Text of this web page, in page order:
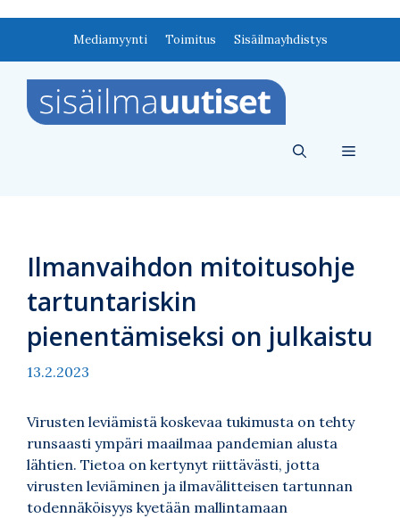
Mediamyynti Toimitus Sisäilmayhdistys
Valikko
Ilmanvaihdon mitoitusohje
tartuntariskin
pienentämiseksi on julkaistu
13.2.2023
Virusten leviämistä koskevaa tukimusta on tehty
runsaasti ympäri maailmaa pandemian alusta
lähtien. Tietoa on kertynyt riittävästi, jotta
virusten leviäminen ja ilmavälitteisen tartunnan
todennäköisyys kyetään mallintamaan